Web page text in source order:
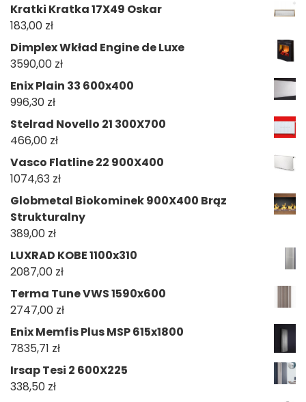
Kratki Kratka 17X49 Oskar
183,00 zł
Dimplex Wkład Engine de Luxe
3590,00 zł
Enix Plain 33 600x400
996,30 zł
Stelrad Novello 21 300X700
466,00 zł
Vasco Flatline 22 900X400
1074,63 zł
Globmetal Biokominek 900X400 Brąz
Strukturalny
389,00 zł
LUXRAD KOBE 1100x310
2087,00 zł
Terma Tune VWS 1590x600
2747,00 zł
Enix Memfis Plus MSP 615x1800
7835,71 zł
Irsap Tesi 2 600X225
338,50 zł